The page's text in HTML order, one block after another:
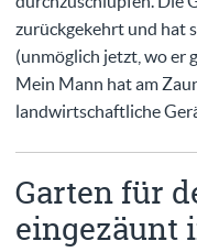
zurückgekehrt und hat
(unmöglich jetzt, wo er
Mein Mann hat am
landwirtschaftliche
Garten für
eingezäunt